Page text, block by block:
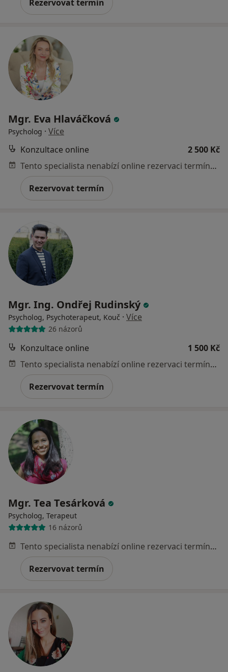
Rezervovat termín
Mgr. Eva Hlaváčková
Psycholog · Více
Konzultace online
2 500 Kč
Tento specialista nenabízí online rezervaci termínu na této adrese.
Rezervovat termín
Mgr. Ing. Ondřej Rudinský
Psycholog, Psychoterapeut, Kouč · Více
26 názorů
Konzultace online
1 500 Kč
Tento specialista nenabízí online rezervaci termínu na této adrese.
Rezervovat termín
Mgr. Tea Tesárková
Psycholog, Terapeut
16 názorů
Tento specialista nenabízí online rezervaci termínu na této adrese.
Rezervovat termín